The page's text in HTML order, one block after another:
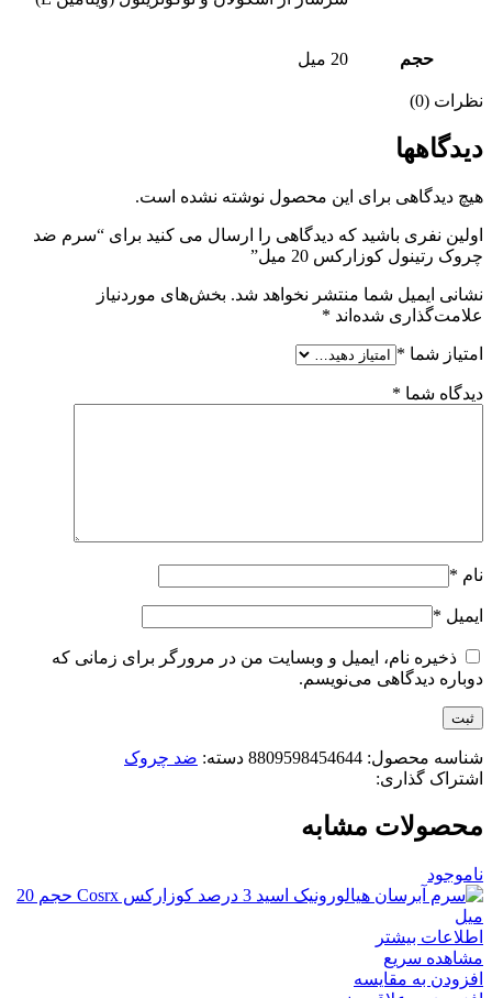
حجم 20 میل
نظرات (0)
دیدگاهها
هیچ دیدگاهی برای این محصول نوشته نشده است.
اولین نفری باشید که دیدگاهی را ارسال می کنید برای “سرم ضد
چروک رتینول کوزارکس 20 میل”
نشانی ایمیل شما منتشر نخواهد شد. بخش‌های موردنیاز
علامت‌گذاری شده‌اند *
امتیاز شما *
دیدگاه شما *
نام *
ایمیل *
ذخیره نام، ایمیل و وبسایت من در مرورگر برای زمانی که
دوباره دیدگاهی می‌نویسم.
شناسه محصول: 8809598454644 دسته: ضد چروک
اشتراک گذاری:
محصولات مشابه
ناموجود
اطلاعات بیشتر
مشاهده سریع
افزودن به مقایسه